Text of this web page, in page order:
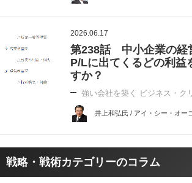
2026.06.17
第238話 中小企業の経
P/Lに出てくるどの利益
すか？
強い会社を築く ビジネス・ク
井上和弘氏 / アイ・シー・オー
戦略・戦術カテゴリーのコラム